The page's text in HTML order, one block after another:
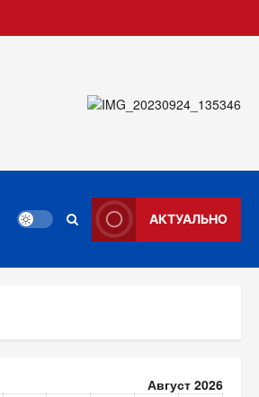
АКТУАЛЬНО
Август 2026